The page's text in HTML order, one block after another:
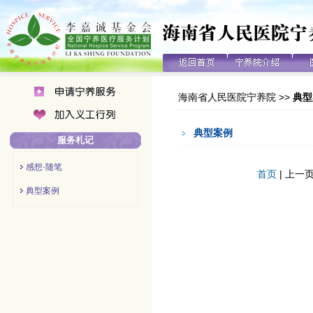
服务札记
感想·随笔
典型案例
海南省人民医院宁养院 >> 典
典型案例
首页 | 上一